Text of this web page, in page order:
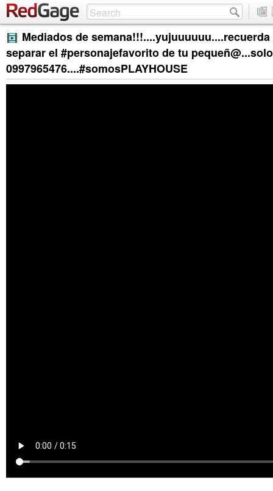
Mediados de
separar el #personajefavorito de tu
0997965476....#somosPLAYHOUSE